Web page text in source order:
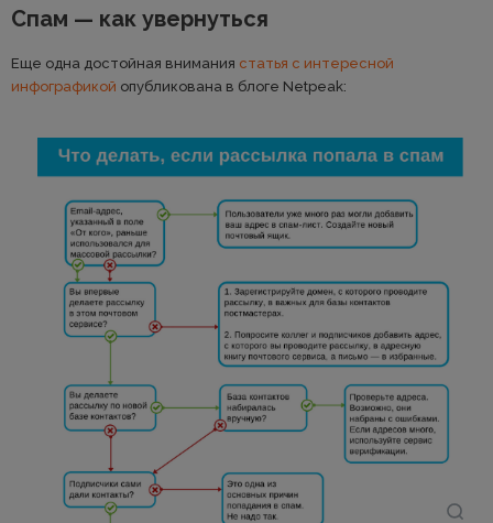
Спам — как увернуться
Еще одна достойная внимания статья с интересной
инфографикой опубликована в блоге Netpeak: